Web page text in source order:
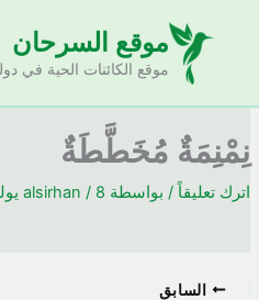
موقع السرحان
موقع الكائنات الحية في
نِمْنِمَةٌ مُخَطَّطَةٌ
اترك تعليقاً / بواسطة alsirhan/ 8 يوليو، 2020
السابق